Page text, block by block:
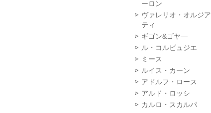
ーロン
ヴァレリオ・オルジア
ティ
ギゴン&ゴヤ―
ル・コルビュジエ
ミース
ルイス・カーン
アドルフ・ロース
アルド・ロッシ
カルロ・スカルパ